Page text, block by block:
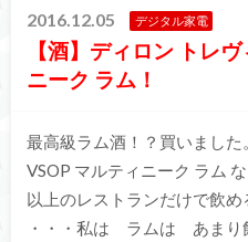
2016.12.05 デジタル家電
【酒】ディロン トレ
ニーク ラム！
最高級ラム酒！？買いまし
VSOP マルティニーク ラム
以上のレストランだけで飲
・・・私は ラムは あまり